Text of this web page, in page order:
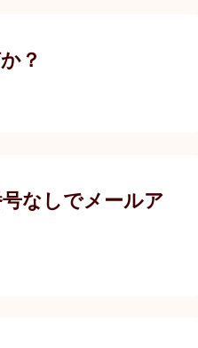
？
なしでメールア